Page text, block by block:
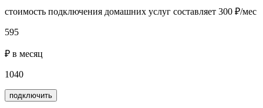
стоимость подключения домашних услуг составляет 300 ₽/мес
595
₽ в месяц
1040
подключить